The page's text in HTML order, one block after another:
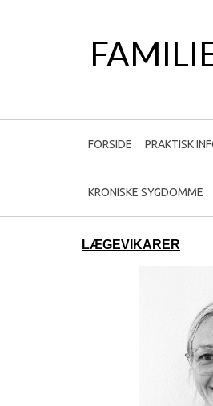
FORSIDE PRAKTISK
KRONISKE SYGDOMME
LÆGEVIKARER